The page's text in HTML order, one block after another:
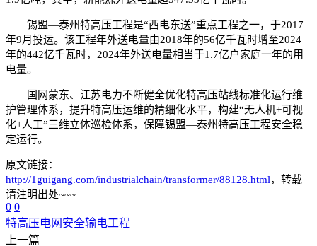
锡盟—泰州特高压工程是“西电东送”重点工程之一，于2017
年9月投运。该工程年外送电量由2018年的56亿千瓦时增至2024
年的442亿千瓦时，2024年外送电量相当于1.7亿户家庭一年的用
电量。
国网蒙东、江苏电力不断健全优化特高压站线标准化运行维
护管理体系，提升特高压运维的精细化水平，构建“无人机+可视
化+人工”三维立体巡检体系，保障锡盟—泰州特高压工程安全稳
定运行。
原文链接：
http://1guigang.com/industrialchain/transformer/88128.html，转载
请注明出处~~~
0 0
特高压电网安全输电工程
上一篇